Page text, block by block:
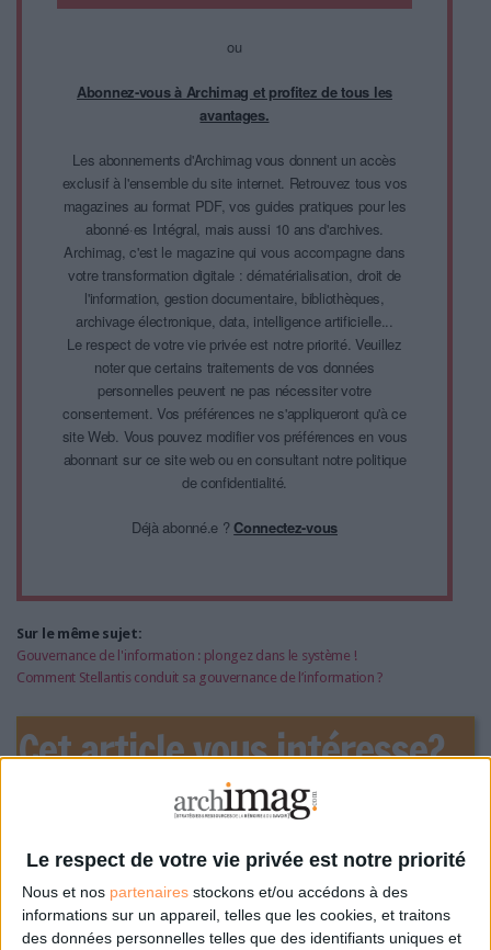
Le respect de votre vie privée est notre priorité
Nous et nos partenaires stockons et/ou accédons à des
informations sur un appareil, telles que les cookies, et traitons
des données personnelles telles que des identifiants uniques et
ou
Abonnez-vous à Archimag et profitez de tous les
avantages.
Les abonnements d'Archimag vous donnent un accès
exclusif à l'ensemble du site internet. Retrouvez tous vos
magazines au format PDF, vos guides pratiques pour les
abonné·es Intégral, mais aussi 10 ans d'archives.
Archimag, c'est le magazine qui vous accompagne dans
votre transformation digitale : dématérialisation, droit de
l'information, gestion documentaire, bibliothèques,
archivage électronique, data, intelligence artificielle...
Le respect de votre vie privée est notre priorité. Veuillez
noter que certains traitements de vos données
personnelles peuvent ne pas nécessiter votre
consentement. Vos préférences ne s'appliqueront qu'à ce
site Web. Vous pouvez modifier vos préférences en vous
abonnant sur ce site web ou en consultant notre politique
de confidentialité.
Déjà abonné.e ?Connectez-vous
Sur le même sujet:
Gouvernance de l'information : plongez dans le système !
Comment Stellantis conduit sa gouvernance de l’information ?
Cet article vous intéresse?
Retrouvez-le en intégralité
dans le magazine Archimag